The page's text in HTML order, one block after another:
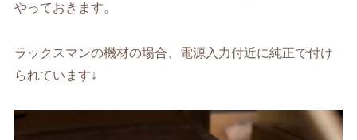
やっておきます。
ラックスマンの機材の場合、電源入力付近に純正で付け
られています↓